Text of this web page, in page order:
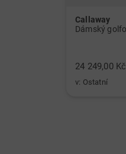
Callaway
24 249,00 Kč
v: Ostatní